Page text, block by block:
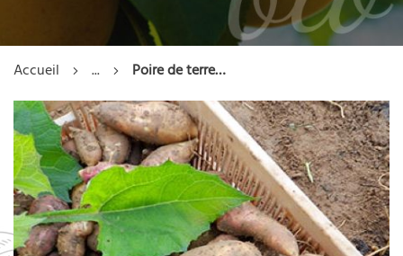
Accueil ... Poire de terre (Yacon) - Pot 1l - 1 an